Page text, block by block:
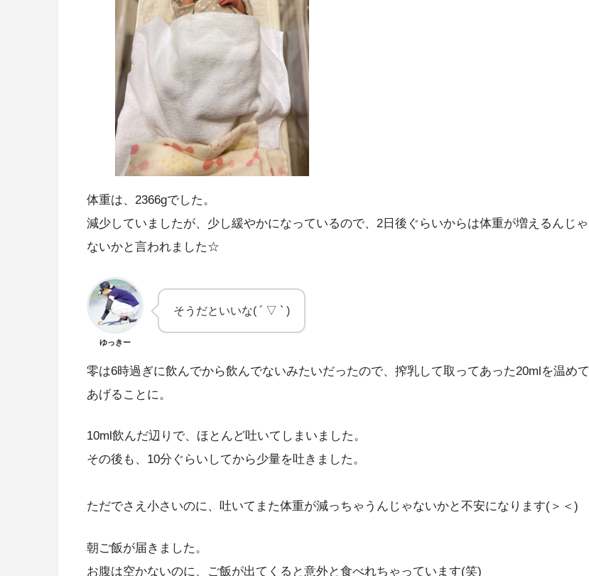
体重は、2366gでした。
減少していましたが、少し緩やかになっているので、2日後ぐらいからは体重が増えるんじゃ
ないかと言われました☆
ゆっきー
そうだといいな( ´ ▽ ` )
零は6時過ぎに飲んでから飲んでないみたいだったので、搾乳して取ってあった20mlを温めて
あげることに。
10ml飲んだ辺りで、ほとんど吐いてしまいました。
その後も、10分ぐらいしてから少量を吐きました。
ただでさえ小さいのに、吐いてまた体重が減っちゃうんじゃないかと不安になります(＞＜)
朝ご飯が届きました。
お腹は空かないのに、ご飯が出てくると意外と食べれちゃっています(笑)